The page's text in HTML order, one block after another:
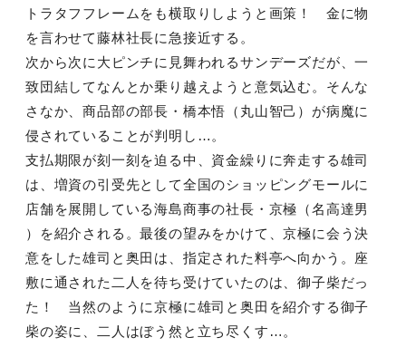
トラタフフレームをも横取りしようと画策！ 金に物
を言わせて藤林社長に急接近する。
次から次に大ピンチに見舞われるサンデーズだが、一
致団結してなんとか乗り越えようと意気込む。そんな
さなか、商品部の部長・橋本悟（丸山智己）が病魔に
侵されていることが判明し…。
支払期限が刻一刻を迫る中、資金繰りに奔走する雄司
は、増資の引受先として全国のショッピングモールに
店舗を展開している海島商事の社長・京極（名高達男
）を紹介される。最後の望みをかけて、京極に会う決
意をした雄司と奥田は、指定された料亭へ向かう。座
敷に通された二人を待ち受けていたのは、御子柴だっ
た！ 当然のように京極に雄司と奥田を紹介する御子
柴の姿に、二人はぼう然と立ち尽くす…。